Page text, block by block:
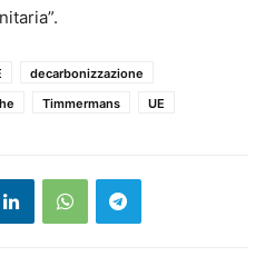
decarbonizzazione
Timmermans UE